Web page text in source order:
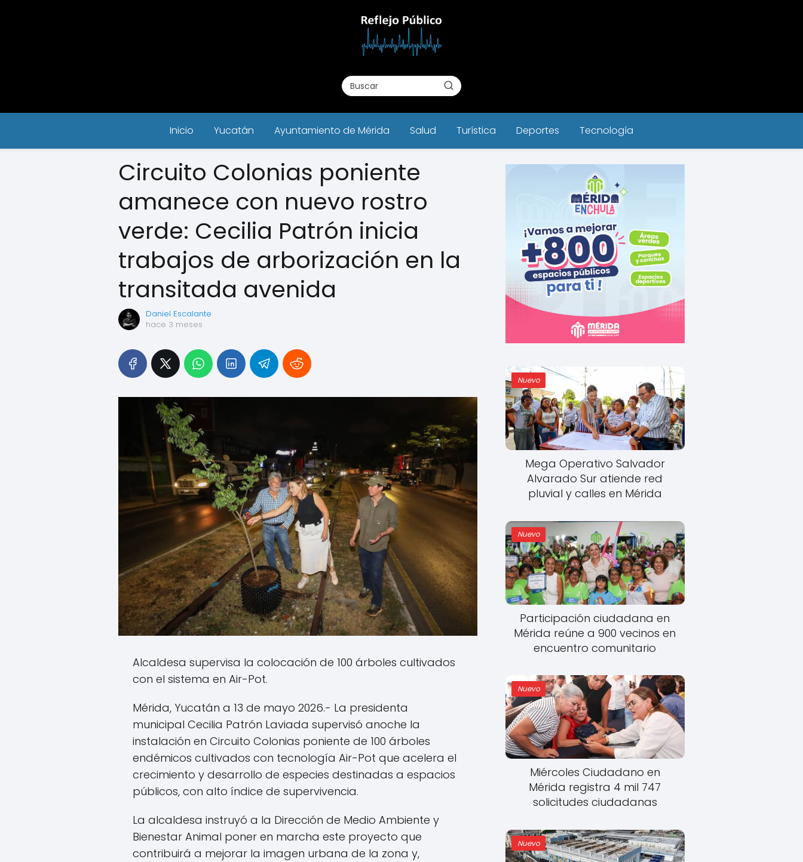
Inicio Yucatán Ayuntamiento de Mérida Salud Turística Deportes Tecnología
Circuito Colonias poniente
amanece con nuevo rostro
verde: Cecilia Patrón inicia
trabajos de arborización en la
transitada avenida
Daniel Escalante
hace 3 meses
Alcaldesa supervisa la colocación de 100 árboles cultivados
con el sistema en Air-Pot.
Mérida, Yucatán a 13 de mayo 2026.- La presidenta
municipal Cecilia Patrón Laviada supervisó anoche la
instalación en Circuito Colonias poniente de 100 árboles
endémicos cultivados con tecnología Air-Pot que acelera el
crecimiento y desarrollo de especies destinadas a espacios
públicos, con alto índice de supervivencia.
La alcaldesa instruyó a la Dirección de Medio Ambiente y
Bienestar Animal poner en marcha este proyecto que
contribuirá a mejorar la imagen urbana de la zona y,
Nuevo
Mega Operativo Salvador
Alvarado Sur atiende red
pluvial y calles en Mérida
Nuevo
Participación ciudadana en
Mérida reúne a 900 vecinos en
encuentro comunitario
Nuevo
Miércoles Ciudadano en
Mérida registra 4 mil 747
solicitudes ciudadanas
Nuevo